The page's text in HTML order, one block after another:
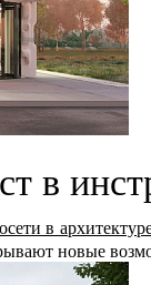
в
в
новые